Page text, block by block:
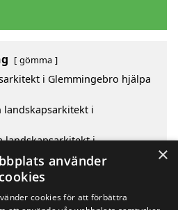
gömma
i Glemmingebro hjälpa
landskapsarkitekt i
landskapsarkitekt i
i de
×
använder
cookies
cookies för att förbättra